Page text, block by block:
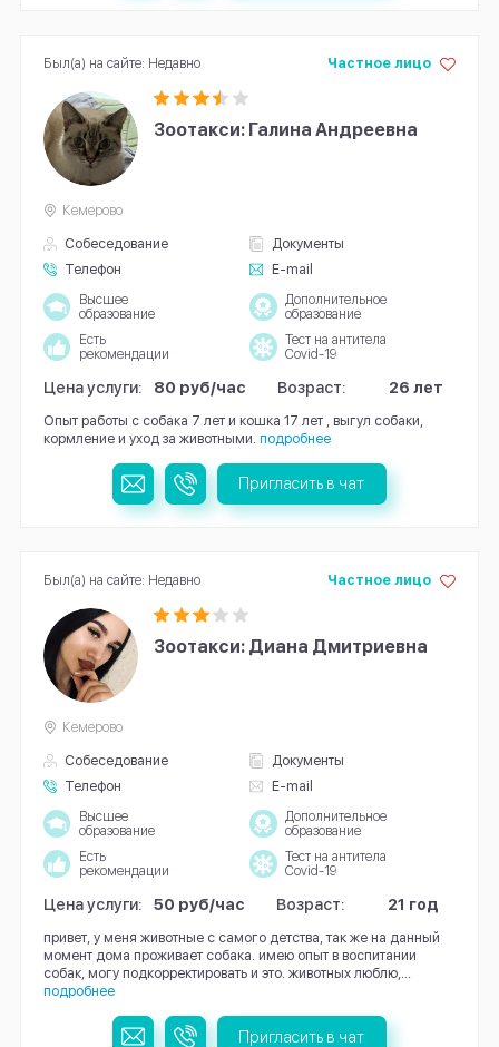
Зоотакси: Галина Андреевна
Собеседование
Документы
Телефон
E-mail
Частное лицо
Кемерово
Высшее
образование
Дополнительное
образование
Есть
рекомендации
Тест на антитела
Covid-19
Цена услуги: 80 руб/час Возраст: 26 лет
Опыт работы с собака 7 лет и кошка 17 лет , выгул собаки,
кормление и уход за животными. подробнее
Был(а) на сайте: Недавно
Пригласить в чат
Зоотакси: Диана Дмитриевна
Собеседование
Документы
Телефон
E-mail
Частное лицо
Кемерово
Высшее
образование
Дополнительное
образование
Есть
рекомендации
Тест на антитела
Covid-19
Цена услуги: 50 руб/час Возраст: 21 год
привет, у меня животные с самого детства, так же на данный
момент дома проживает собака. имею опыт в воспитании
собак, могу подкорректировать и это. животных люблю,...
подробнее
Был(а) на сайте: Недавно
Пригласить в чат